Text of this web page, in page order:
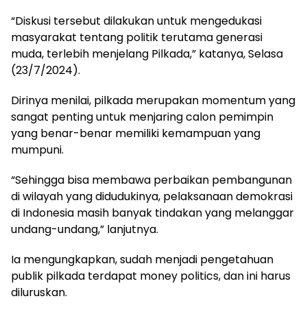
“Diskusi tersebut dilakukan untuk mengedukasi
masyarakat tentang politik terutama generasi
muda, terlebih menjelang Pilkada,” katanya, Selasa
(23/7/2024).
Dirinya menilai, pilkada merupakan momentum yang
sangat penting untuk menjaring calon pemimpin
yang benar-benar memiliki kemampuan yang
mumpuni.
“Sehingga bisa membawa perbaikan pembangunan
di wilayah yang didudukinya, pelaksanaan demokrasi
di Indonesia masih banyak tindakan yang melanggar
undang-undang,” lanjutnya.
Ia mengungkapkan, sudah menjadi pengetahuan
publik pilkada terdapat money politics, dan ini harus
diluruskan.